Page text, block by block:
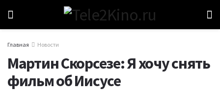
Главная Новости
Мартин Скорсезе: Я хочу снять
фильм об Иисусе